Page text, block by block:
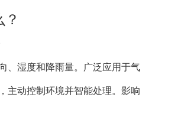
、湿度和降雨量。广泛应用于气
主动控制环境并智能处理。影响